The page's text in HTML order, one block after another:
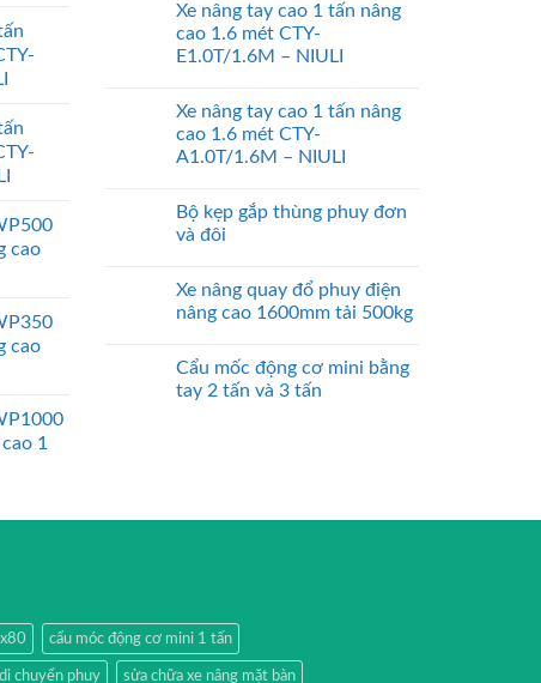
cao
cao
1
Xe nâng tay cao 1 tấn nâng
cao 1.6 mét CTY-
E1.0T/1.6M – NIULI
Xe nâng tay cao 1 tấn nâng
cao 1.6 mét CTY-
A1.0T/1.6M – NIULI
Bộ kẹp gắp thùng phuy đơn
và đôi
Xe nâng quay đổ phuy điện
nâng cao 1600mm tải 500kg
Cẩu mốc động cơ mini bằng
tay 2 tấn và 3 tấn
cẩu móc động cơ mini 1 tấn
chuyển phuy sửa chữa xe nâng mặt bàn